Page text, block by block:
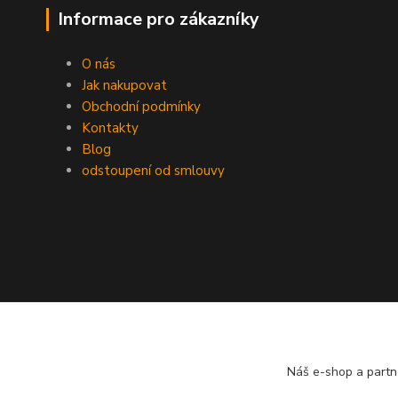
Informace pro zákazníky
O nás
Jak nakupovat
Obchodní podmínky
Kontakty
Blog
odstoupení od smlouvy
Náš e-shop a